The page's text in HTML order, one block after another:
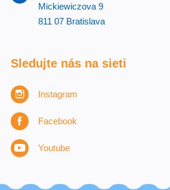
Mickiewiczova 9
811 07 Bratislava
Sledujte nás na sieti
Instagram
Facebook
Youtube